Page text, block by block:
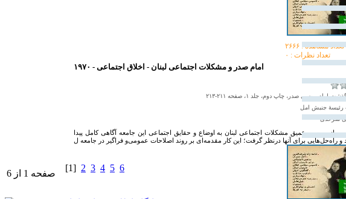
تعداد مشاهده :‌ ۲۶۶۶
تعداد نظرات : ۰
۱۹۷۰ - امام صدر و مشکلات اجتماعى لبنان‌ - اخلاق اجتماعی
موسی صدر، چاپ دوم، جلد ۱، صفحه ۲۱۱-۲۱۳
رئیسۀ جنبش امل
سرحدی
از بررسى عميق مشکلات اجتماعى لبنان به اوضاع‌ و حقايق اجتماعى اين جامعه آگاهى کامل پيدا
صفحه 1 از 6
[1] 2 3 4 5 6